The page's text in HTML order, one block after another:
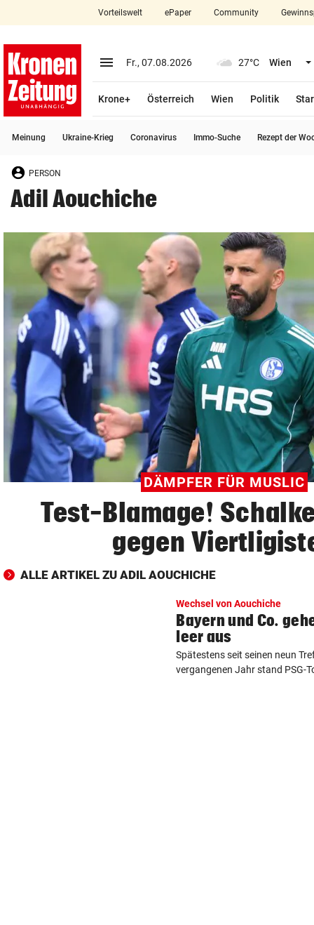
closeSchließen
account_circle Anmelden
arrow_right
bookmark Merkliste
search
Suchbegriff
eingeben
© Krone Multimedia GmbH & Co KG 2026
Muthgasse 2, 1190 Wien
Vorteilswelt ePaper Community
menu Menü aufklappen
Fr., 07.08.2026 27°C Wien
Krone+ Österreich Wien Politik
Meinung Ukraine-Krieg Coronavirus Immo-Suche Rezept der
PERSON
Adil Aouchiche
DÄMPFER FÜR MUSLIC
Test-Blamage!
gegen
ALLE ARTIKEL ZU ADIL AOUCHICHE
Wechsel von Aouchiche
Bayern und Co.
leer aus
Spätestens seit seinen neun
vergangenen Jahr stand PSG-